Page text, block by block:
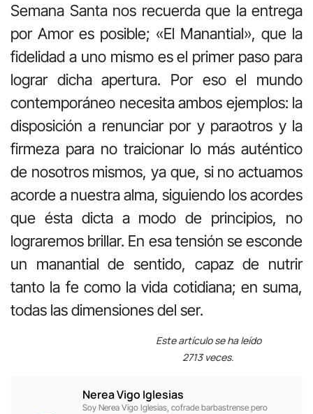
Semana Santa nos recuerda que la entrega
por Amor es posible; «El Manantial», que la
fidelidad a uno mismo es el primer paso para
lograr dicha apertura. Por eso el mundo
contemporáneo necesita ambos ejemplos: la
disposición a renunciar pory paraotros y la
firmeza para no traicionar lo más auténtico
de nosotros mismos, ya que, si no actuamos
acorde a nuestra alma, siguiendo los acordes
que ésta dicta a modo de principios, no
lograremos brillar. En esa tensión se esconde
un manantial de sentido, capaz de nutrir
tanto la fe como la vida cotidiana; en suma,
todas las dimensiones del ser.
Este artículo se ha leído
2713 veces.
Nerea Vigo Iglesias
Soy Nerea Vigo Iglesias, cofrade barbastrense pero